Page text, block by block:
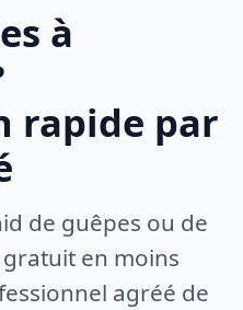
à
rapide par
de guêpes ou de
en moins
agréé de